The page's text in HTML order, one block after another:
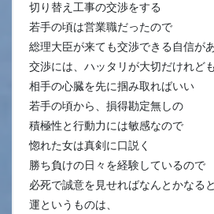
切り替え工事の交渉をする
若手の頃は営業職だったので
総理大臣が来ても交渉できる自信が
交渉には、ハッタリが大切だけれど
相手の心臓を先に掴み取ればいい
若手の頃から、損得勘定無しの
積極性と行動力には敏感なので
惚れた女は真剣に口説く
勝ち負けの日々を経験しているので
必死で誠意を見せればなんとかなると
運というものは、